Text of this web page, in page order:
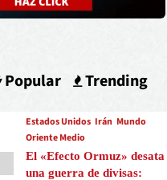
Popular Trending
Estados Unidos Irán Mundo
Oriente Medio
El «Efecto Ormuz» desata
una guerra de divisas: